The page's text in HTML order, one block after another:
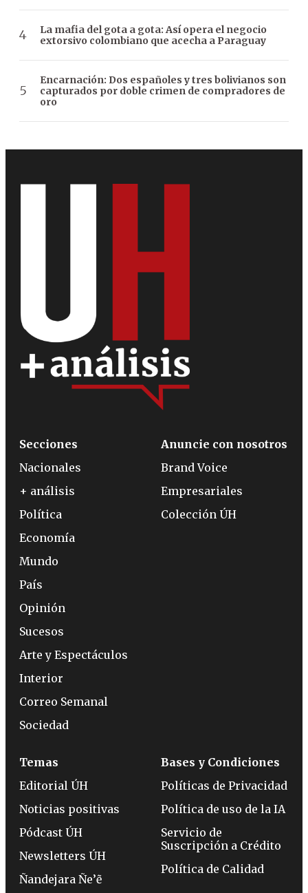
La mafia del gota a gota: Así opera el negocio
extorsivo colombiano que acecha a Paraguay
Encarnación: Dos españoles y tres bolivianos son
capturados por doble crimen de compradores de
oro
Secciones
Nacionales
+ análisis
Política
Economía
Mundo
País
Opinión
Sucesos
Arte y Espectáculos
Interior
Correo Semanal
Sociedad
Anuncie con nosotros
Brand Voice
Empresariales
Colección ÚH
Temas
Editorial ÚH
Noticias positivas
Pódcast ÚH
Newsletters ÚH
Ñandejara Ñe’ẽ
Bases y Condiciones
Políticas de Privacidad
Política de uso de la IA
Servicio de
Suscripción a Crédito
Política de Calidad